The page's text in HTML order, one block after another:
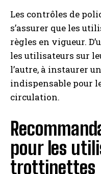
Les contrôles de
s’assurer que les
règles en vigueur.
les utilisateurs sur
l’autre, à instaurer
indispensable pour
circulation.
pour les
trottinettes